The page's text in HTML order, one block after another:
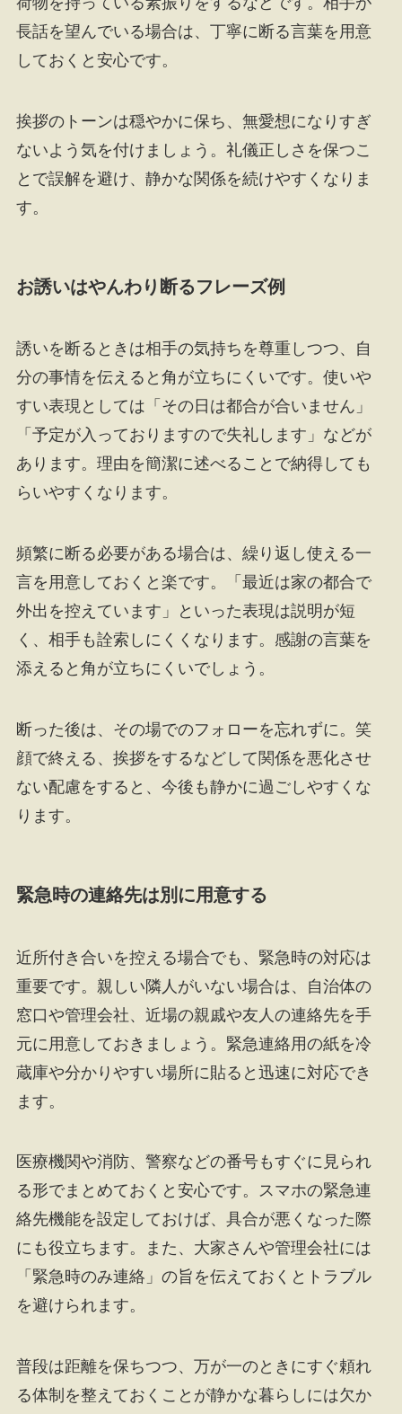
長話を望んでいる場合は、丁寧に断る言葉を用意
しておくと安心です。
挨拶のトーンは穏やかに保ち、無愛想になりすぎ
ないよう気を付けましょう。礼儀正しさを保つこ
とで誤解を避け、静かな関係を続けやすくなりま
す。
お誘いはやんわり断るフレーズ例
誘いを断るときは相手の気持ちを尊重しつつ、自
分の事情を伝えると角が立ちにくいです。使いや
すい表現としては「その日は都合が合いません」
「予定が入っておりますので失礼します」などが
あります。理由を簡潔に述べることで納得しても
らいやすくなります。
頻繁に断る必要がある場合は、繰り返し使える一
言を用意しておくと楽です。「最近は家の都合で
外出を控えています」といった表現は説明が短
く、相手も詮索しにくくなります。感謝の言葉を
添えると角が立ちにくいでしょう。
断った後は、その場でのフォローを忘れずに。笑
顔で終える、挨拶をするなどして関係を悪化させ
ない配慮をすると、今後も静かに過ごしやすくな
ります。
緊急時の連絡先は別に用意する
近所付き合いを控える場合でも、緊急時の対応は
重要です。親しい隣人がいない場合は、自治体の
窓口や管理会社、近場の親戚や友人の連絡先を手
元に用意しておきましょう。緊急連絡用の紙を冷
蔵庫や分かりやすい場所に貼ると迅速に対応でき
ます。
医療機関や消防、警察などの番号もすぐに見られ
る形でまとめておくと安心です。スマホの緊急連
絡先機能を設定しておけば、具合が悪くなった際
にも役立ちます。また、大家さんや管理会社には
「緊急時のみ連絡」の旨を伝えておくとトラブル
を避けられます。
普段は距離を保ちつつ、万が一のときにすぐ頼れ
る体制を整えておくことが静かな暮らしには欠か